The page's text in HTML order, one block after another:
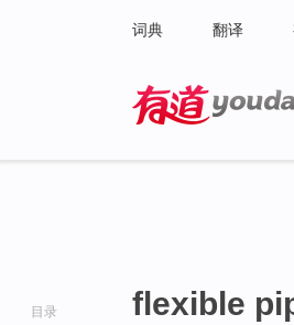
词典 翻译
目录 flexible